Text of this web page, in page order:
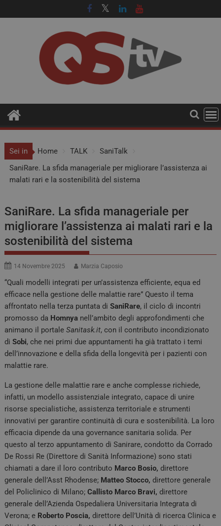
Sei in Home TALK
SaniTalk
SaniRare. La sfida manageriale per migliorare l’assistenza ai
malati rari e la sostenibilità del sistema
SaniRare. La sfida manageriale per
migliorare l’assistenza ai malati rari e la
sostenibilità del sistema
14 Novembre 2025 Marzia Caposio
“Quali modelli integrati per un’assistenza efficiente, equa ed
efficace nella gestione delle malattie rare” Questo il tema
affrontato nella terza puntata diSaniRare, il ciclo di incontri
promosso da Homnya nell’ambito degli approfondimenti che
animano il portaleSanitask.it, con il contributo incondizionato
diSobi, che nei primi due appuntamenti ha già trattato i temi
dell’innovazione e della sfida della longevità per i pazienti con
malattie rare.
La gestione delle malattie rare e anche complesse richiede,
infatti, un modello assistenziale integrato, capace di unire
risorse specialistiche, assistenza territoriale e strumenti
innovativi per garantire continuità di cura e sostenibilità. La loro
efficacia dipende da una governance sanitaria solida. Per
questo al terzo appuntamento di Sanirare, condotto da Corrado
De Rossi Re (Direttore di Sanità Informazione) sono stati
chiamati a dare il loro contributo Marco Bosio, direttore
generale dell’Asst Rhodense; Matteo Stocco,direttore generale
del Policlinico di Milano;Callisto Marco Bravi,direttore
generale dell’Azienda Ospedaliera Universitaria Integrata di
Verona; e Roberto Poscia, direttore dell’Unità di ricerca Clinica e